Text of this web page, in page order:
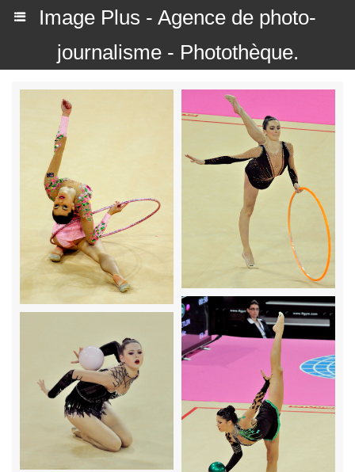
Image Plus - Agence de photo-
journalisme - Photothèque.